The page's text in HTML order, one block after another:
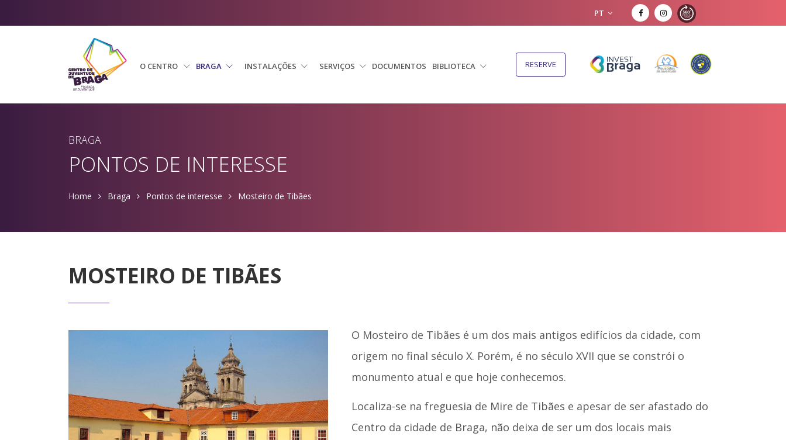
PT
O CENTRO BRAGA INSTALAÇÕES SERVIÇOS DOCUMENTOS BIBLIOTECA RESERVE
BRAGA
PONTOS DE INTERESSE
Home Braga Pontos de interesse Mosteiro de Tibães
MOSTEIRO DE TIBÃES
O Mosteiro de Tibães é um dos mais antigos edifícios da cidade, com
origem no final século X. Porém, é no século XVII que se constrói o
monumento atual e que hoje conhecemos.
Localiza-se na freguesia de Mire de Tibães e apesar de ser afastado do
Centro da cidade de Braga, não deixa de ser um dos locais mais